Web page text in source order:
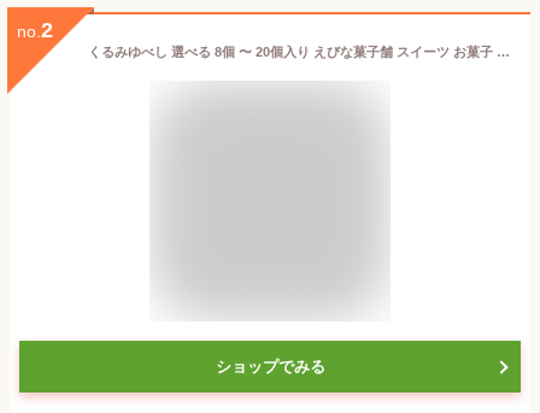
no. 2
くるみゆべし 選べる 8個 〜 20個入り えびな菓子舗 スイーツ お菓子 和菓子 ゆべし クルミ 胡桃 餅 味噌 白鷹町 山形県 生産者直送 お取り寄せ ギフト プレゼント 贈り物 送料無料 お歳暮
ショップでみる